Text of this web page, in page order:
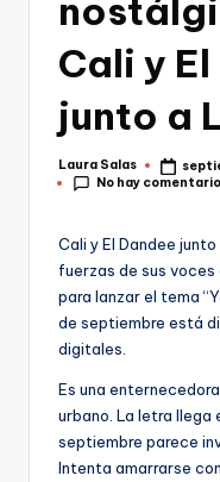
Cali y
junto a
Publicado
por
Laura Salas
No hay
Cali y El Dandee
fuerzas de sus
para lanzar el tema
de septiembre está
digitales.
Es una
urbano. La letra llega
septiembre parece
Intenta amarrarse